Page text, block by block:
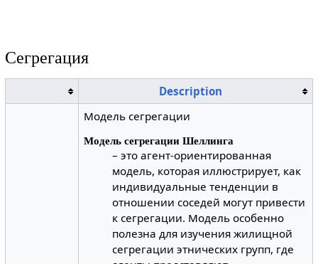
Сегрегация
Description
Модель сегрегации
Модель сегрегации Шеллинга
– это агент-ориентированная
модель, которая иллюстрирует, как
индивидуальные тенденции в
отношении соседей могут привести
к сегрегации. Модель особенно
полезна для изучения жилищной
сегрегации этнических групп, где